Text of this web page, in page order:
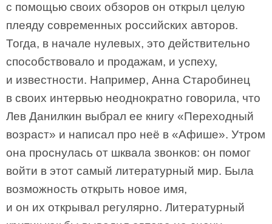
с помощью своих обзоров он открыл целую
плеяду современных российских авторов.
Тогда, в начале нулевых, это действительно
способствовало и продажам, и успеху,
и известности. Например, Анна Старобинец
в своих интервью неоднократно говорила, что
Лев Данилкин выбрал ее книгу «Переходный
возраст» и написал про неё в «Афише». Утром
она проснулась от шквала звонков: он помог
войти в этот самый литературный мир. Была
возможность открыть новое имя,
и он их открывал регулярно. Литературный